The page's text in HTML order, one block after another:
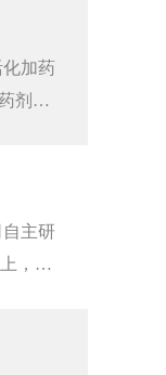
加药
剂的
主研
，杀